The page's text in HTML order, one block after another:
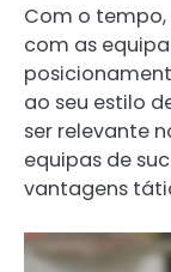
Com o
com as
ao seu estilo
ser relevante
equipas de
vantagens